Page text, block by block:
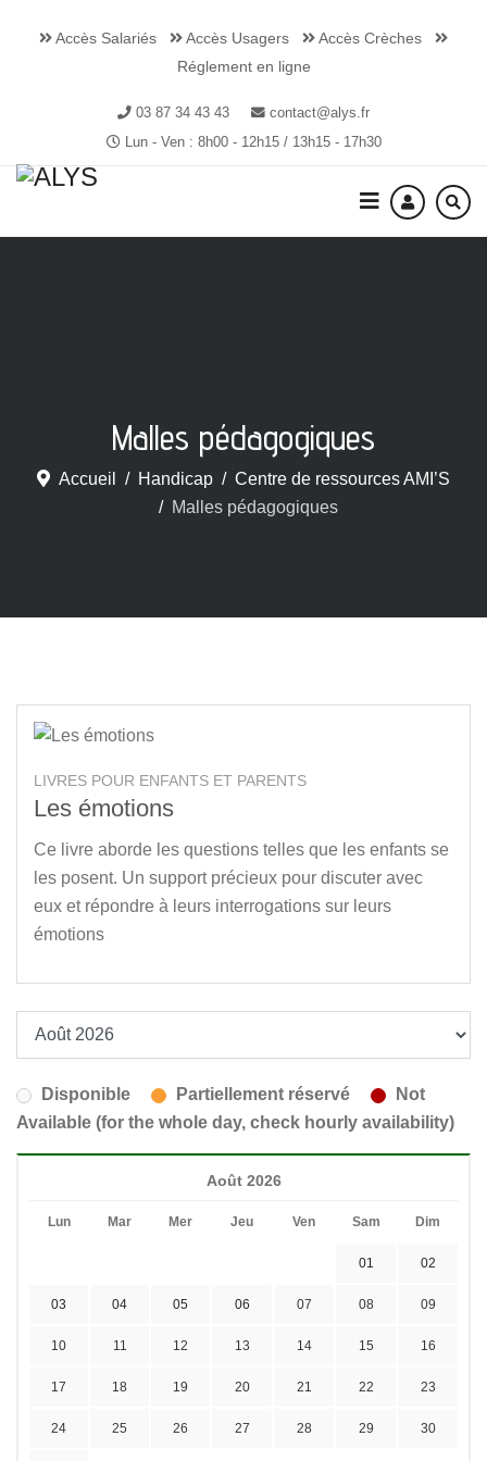
Accès Salariés Accès Usagers
Accès Crèches
Réglement en ligne
03 87 34 43 43
contact@alys.fr
Lun - Ven : 8h00 - 12h15 / 13h15 - 17h30
Malles pédagogiques
Accueil Handicap
Centre de ressources AMI’S
Malles pédagogiques
LIVRES POUR ENFANTS ET PARENTS
Les émotions
Ce livre aborde les questions telles que les enfants se
les posent. Un support précieux pour discuter avec
eux et répondre à leurs interrogations sur leurs
émotions
Disponible Partiellement réservé
Not
Available (for the whole day, check hourly availability)
Août 2026
Lun Mar Mer Jeu Ven Sam Dim
01 02
03 04 05 06 07 08 09
10 11 12 13 14 15 16
17 18 19 20 21 22 23
24 25 26 27 28 29 30